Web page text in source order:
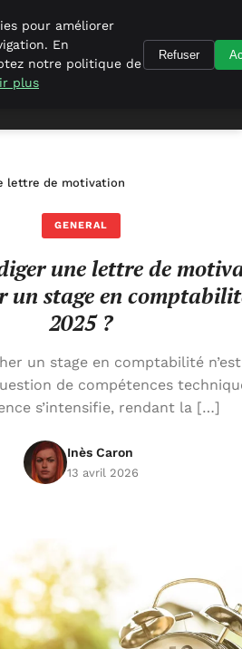
lettre de motivation efficace pour un
GENERAL
une lettre de
un stage en
2025 ?
un stage en comptabilité
de compétences
s’intensifie, rendant la […]
Inès Caron
13 avril 2026
pour améliorer
En
notre politique de
plus
Refuser